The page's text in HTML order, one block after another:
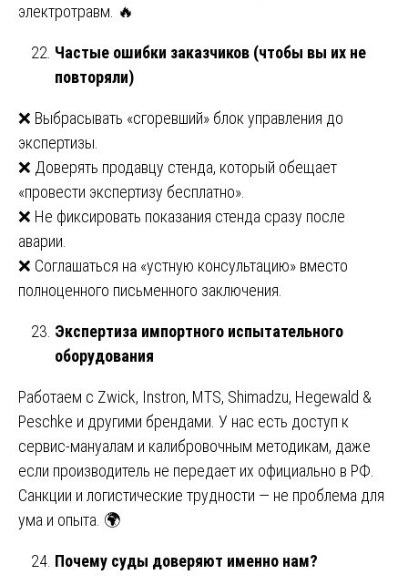
электротравм. 🔥
Частые ошибки заказчиков (чтобы вы их не
повторяли)
❌ Выбрасывать «сгоревший» блок управления до
экспертизы.
❌ Доверять продавцу стенда, который обещает
«провести экспертизу бесплатно».
❌ Не фиксировать показания стенда сразу после
аварии.
❌ Соглашаться на «устную консультацию» вместо
полноценного письменного заключения.
Экспертиза импортного испытательного
оборудования
Работаем с Zwick, Instron, MTS, Shimadzu, Hegewald &
Peschke и другими брендами. У нас есть доступ к
сервис-мануалам и калибровочным методикам, даже
если производитель не передает их официально в РФ.
Санкции и логистические трудности — не проблема для
ума и опыта. 🌍
Почему суды доверяют именно нам?